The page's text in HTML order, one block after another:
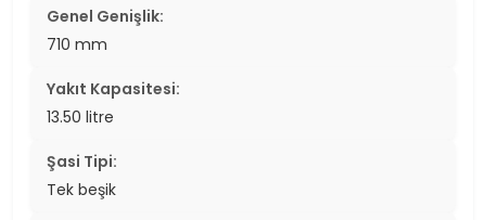
Genel Genişlik:
710 mm
Yakıt Kapasitesi:
13.50 litre
Şasi Tipi:
Tek beşik